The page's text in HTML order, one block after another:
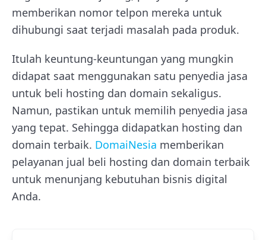
memberikan nomor telpon mereka untuk
dihubungi saat terjadi masalah pada produk.
Itulah keuntung-keuntungan yang mungkin
didapat saat menggunakan satu penyedia jasa
untuk beli hosting dan domain sekaligus.
Namun, pastikan untuk memilih penyedia jasa
yang tepat. Sehingga didapatkan hosting dan
domain terbaik. DomaiNesia memberikan
pelayanan jual beli hosting dan domain terbaik
untuk menunjang kebutuhan bisnis digital
Anda.